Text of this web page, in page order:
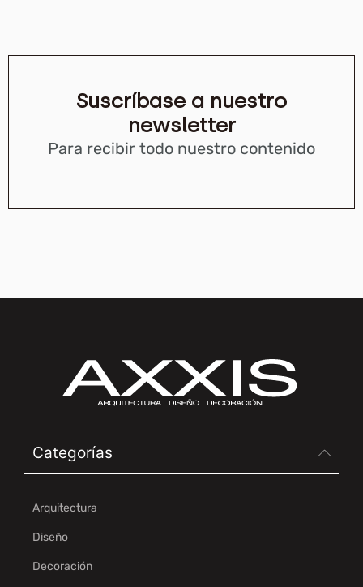
Suscríbase a nuestro
newsletter
Para recibir todo nuestro contenido
Categorías
Arquitectura
Diseño
Decoración